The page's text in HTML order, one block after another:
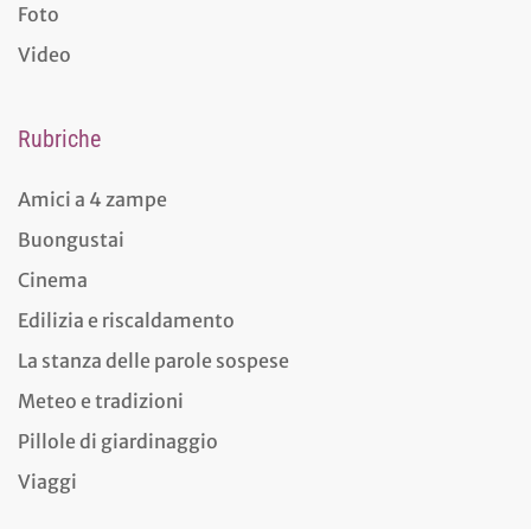
Foto
Video
Rubriche
Amici a 4 zampe
Buongustai
Cinema
Edilizia e riscaldamento
La stanza delle parole sospese
Meteo e tradizioni
Pillole di giardinaggio
Viaggi